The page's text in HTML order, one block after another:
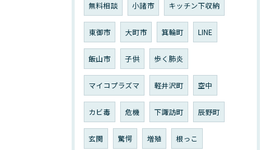
無料相談 小諸市 キッチン下収納
東御市 大町市 箕輪町 LINE
飯山市 子供 歩く肺炎
マイコプラズマ 軽井沢町 空中
カビ毒 危機 下諏訪町 辰野町
玄関 驚愕 増殖 根っこ